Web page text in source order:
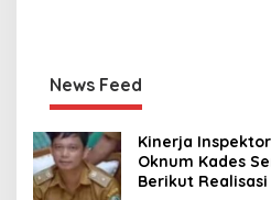
News Feed
Kinerja
Oknum Kades
Berikut Realisasi